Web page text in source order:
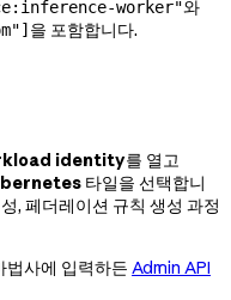
worker"와
을 포함합니다.
identity를 열고
타일을 선택합니
, 페더레이션 규칙 생성 과정
법사에 입력하든 Admin API